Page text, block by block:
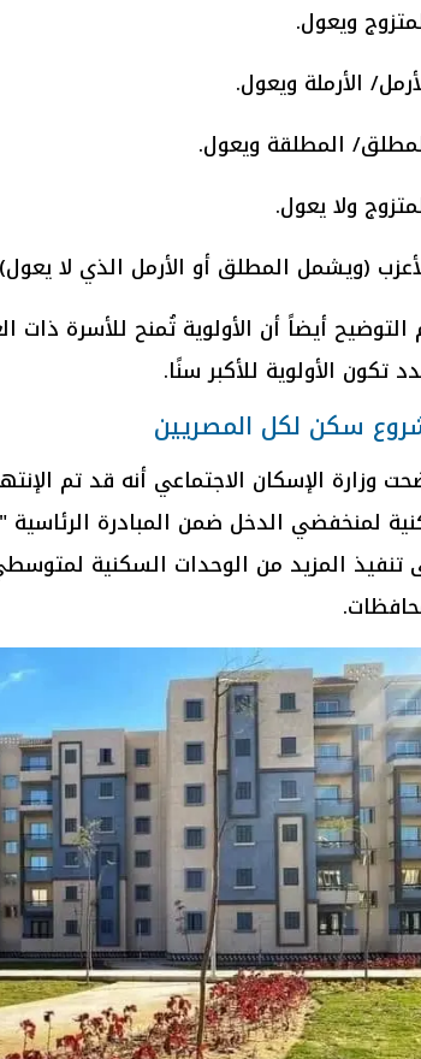
ويعول.
الأرملة ويعول.
المطلقة ويعول.
ولا يعول.
(ويشمل المطلق أو الأرمل الذي لا
التوضيح أيضاً أن الأولوية تُمنح للأسرة
تكون الأولوية للأكبر سنًا.
سكن لكل المصريين
لمنخفضي الدخل ضمن المبادرة
تنفيذ المزيد من الوحدات السكنية